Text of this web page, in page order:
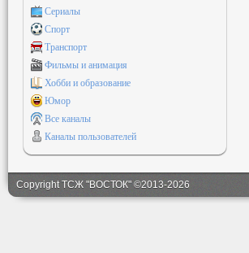
Сериалы
Спорт
Транспорт
Фильмы и анимация
Хобби и образование
Юмор
Все каналы
Каналы пользователей
Copyright ТСЖ "ВОСТОК" ©2013-2026